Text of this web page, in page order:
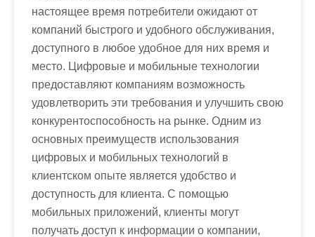
настоящее время потребители ожидают от
компаний быстрого и удобного обслуживания,
доступного в любое удобное для них время и
место. Цифровые и мобильные технологии
предоставляют компаниям возможность
удовлетворить эти требования и улучшить свою
конкурентоспособность на рынке. Одним из
основных преимуществ использования
цифровых и мобильных технологий в
клиентском опыте является удобство и
доступность для клиента. С помощью
мобильных приложений, клиенты могут
получать доступ к информации о компании,